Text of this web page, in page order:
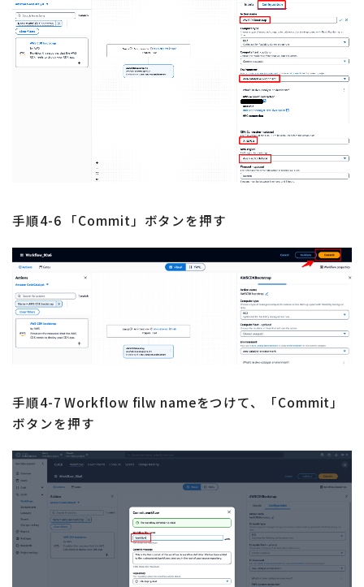
手順4-6 「Commit」ボタンを押す
手順4-7 Workflow filw nameをつけて、「Commit」
ボタンを押す